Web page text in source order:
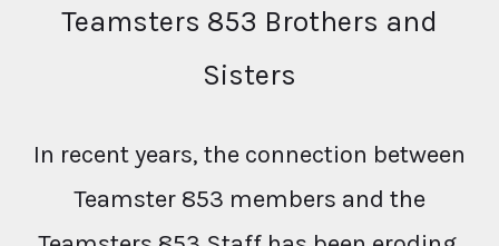
Teamsters 853 Brothers and
Sisters
In recent years, the connection between
Teamster 853 members and the